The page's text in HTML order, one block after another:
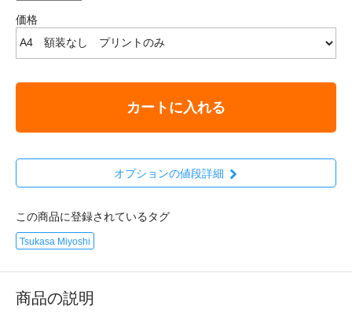
価格
カートに入れる
オプションの値段詳細
この商品に登録されているタグ
Tsukasa Miyoshi
商品の説明